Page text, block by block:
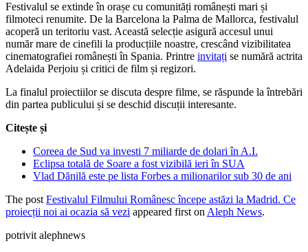
Festivalul se extinde în orașe cu comunități românești mari și
filmoteci renumite. De la Barcelona la Palma de Mallorca, festivalul
acoperă un teritoriu vast. Această selecție asigură accesul unui
număr mare de cinefili la producțiile noastre, crescând vizibilitatea
cinematografiei românești în Spania. Printre invitați se numără actrita
Adelaida Perjoiu și critici de film și regizori.
La finalul proiectiilor se discuta despre filme, se răspunde la întrebări
din partea publicului și se deschid discuții interesante.
Citește și
Coreea de Sud va investi 7 miliarde de dolari în A.I.
Eclipsa totală de Soare a fost vizibilă ieri în SUA
Vlad Dănilă este pe lista Forbes a milionarilor sub 30 de ani
The post Festivalul Filmului Românesc începe astăzi la Madrid. Ce
proiecții noi ai ocazia să vezi appeared first on Aleph News.
potrivit alephnews